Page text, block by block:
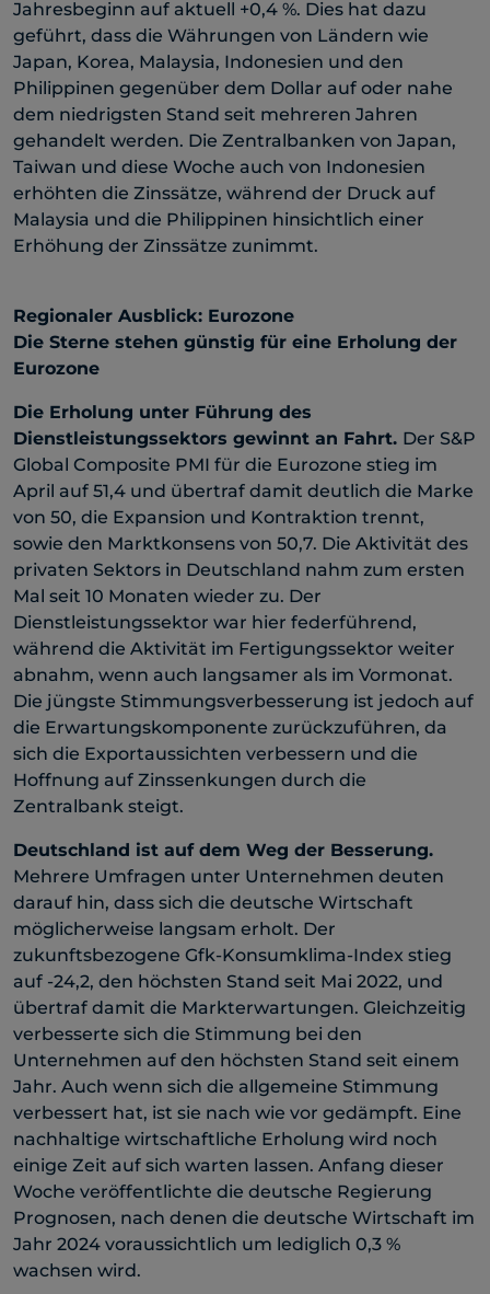
Jahresbeginn auf aktuell +0,4 %. Dies hat dazu
geführt, dass die Währungen von Ländern wie
Japan, Korea, Malaysia, Indonesien und den
Philippinen gegenüber dem Dollar auf oder nahe
dem niedrigsten Stand seit mehreren Jahren
gehandelt werden. Die Zentralbanken von Japan,
Taiwan und diese Woche auch von Indonesien
erhöhten die Zinssätze, während der Druck auf
Malaysia und die Philippinen hinsichtlich einer
Erhöhung der Zinssätze zunimmt.
Regionaler Ausblick: Eurozone
Die Sterne stehen günstig für eine Erholung der
Eurozone
Die Erholung unter Führung des
Dienstleistungssektors gewinnt an Fahrt. Der S&P
Global Composite PMI für die Eurozone stieg im
April auf 51,4 und übertraf damit deutlich die Marke
von 50, die Expansion und Kontraktion trennt,
sowie den Marktkonsens von 50,7. Die Aktivität des
privaten Sektors in Deutschland nahm zum ersten
Mal seit 10 Monaten wieder zu. Der
Dienstleistungssektor war hier federführend,
während die Aktivität im Fertigungssektor weiter
abnahm, wenn auch langsamer als im Vormonat.
Die jüngste Stimmungsverbesserung ist jedoch auf
die Erwartungskomponente zurückzuführen, da
sich die Exportaussichten verbessern und die
Hoffnung auf Zinssenkungen durch die
Zentralbank steigt.
Deutschland ist auf dem Weg der Besserung.
Mehrere Umfragen unter Unternehmen deuten
darauf hin, dass sich die deutsche Wirtschaft
möglicherweise langsam erholt. Der
zukunftsbezogene Gfk-Konsumklima-Index stieg
auf -24,2, den höchsten Stand seit Mai 2022, und
übertraf damit die Markterwartungen. Gleichzeitig
verbesserte sich die Stimmung bei den
Unternehmen auf den höchsten Stand seit einem
Jahr. Auch wenn sich die allgemeine Stimmung
verbessert hat, ist sie nach wie vor gedämpft. Eine
nachhaltige wirtschaftliche Erholung wird noch
einige Zeit auf sich warten lassen. Anfang dieser
Woche veröffentlichte die deutsche Regierung
Prognosen, nach denen die deutsche Wirtschaft im
Jahr 2024 voraussichtlich um lediglich 0,3 %
wachsen wird.